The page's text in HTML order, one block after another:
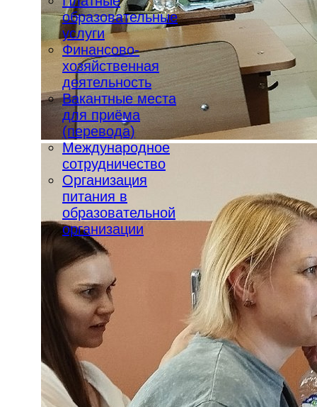
образовательные
услуги
Финансово-
хозяйственная
деятельность
Вакантные места
для приёма
(перевода)
Международное
сотрудничество
Организация
питания в
образовательной
организации